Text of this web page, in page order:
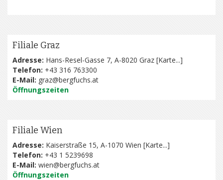
Filiale Graz
Adresse: Hans-Resel-Gasse 7, A-8020 Graz [Karte...]
Telefon: +43 316 763300
E-Mail: graz@bergfuchs.at
Öffnungszeiten
Filiale Wien
Adresse: Kaiserstraße 15, A-1070 Wien [Karte...]
Telefon: +43 1 5239698
E-Mail: wien@bergfuchs.at
Öffnungszeiten